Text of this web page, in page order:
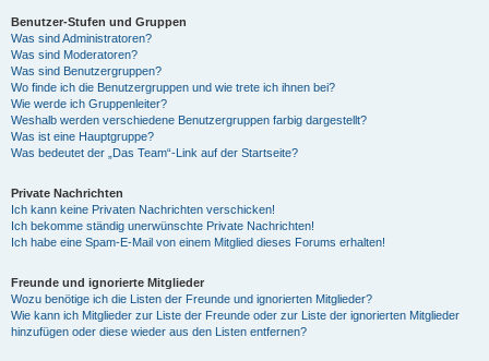
V
d
e
Benutzer-Stufen und Gruppen
Was sind Administratoren?
Was sind Moderatoren?
Was sind Benutzergruppen?
Wo finde ich die Benutzergruppen und wie trete ich ihnen bei?
Wie werde ich Gruppenleiter?
Weshalb werden verschiedene Benutzergruppen farbig dargestellt?
Was ist eine Hauptgruppe?
Was bedeutet der „Das Team“-Link auf der Startseite?
Private Nachrichten
Ich kann keine Privaten Nachrichten verschicken!
Ich bekomme ständig unerwünschte Private Nachrichten!
Ich habe eine Spam-E-Mail von einem Mitglied dieses Forums erhalten!
Freunde und ignorierte Mitglieder
Wozu benötige ich die Listen der Freunde und ignorierten Mitglieder?
Wie kann ich Mitglieder zur Liste der Freunde oder zur Liste der ignorierten Mitglieder
hinzufügen oder diese wieder aus den Listen entfernen?